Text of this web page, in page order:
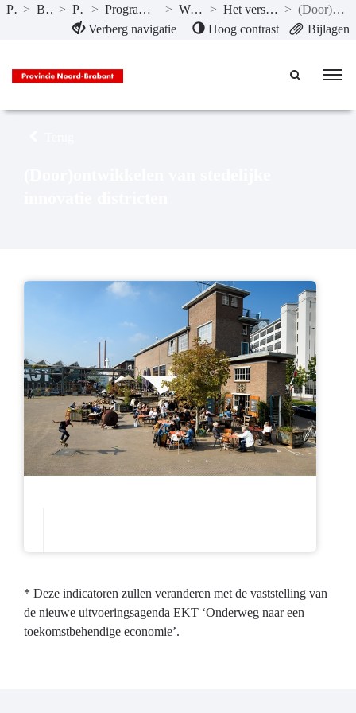
Naar hoofdinhoud
Publicaties> Begroting 2025 > Programma’s > Programma 5 Economie, Kennis en Talentontwikkeling > Wat willen we bereiken? > Het versterken van de ruimtelijke-economische structuur >
(Door)ontwikkelen van stedelijke innovatie districten
Verberg navigatie
Hoog contrast Bijlagen
* Deze indicatoren zullen veranderen met de vaststelling van
de nieuwe uitvoeringsagenda EKT ‘Onderweg naar een
toekomstbehendige economie’.